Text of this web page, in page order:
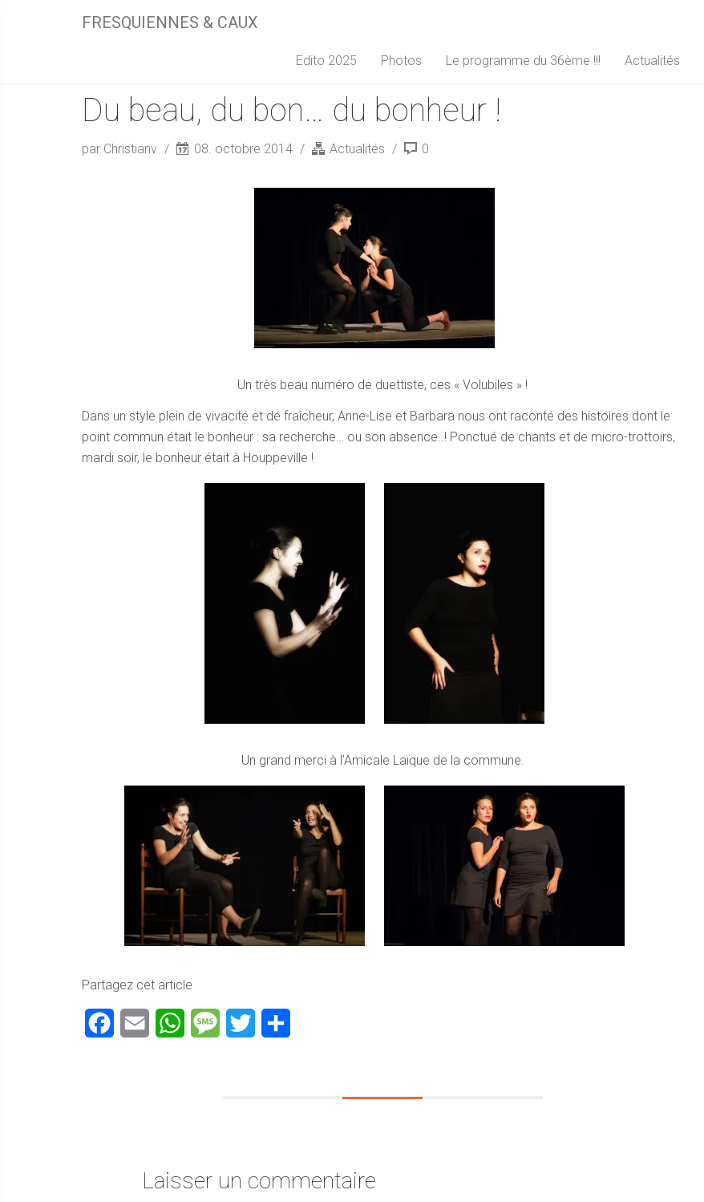
FRESQUIENNES & CAUX
Edito 2025 Photos Le programme du 36ème !!! Actualités
Du beau, du bon… du bonheur !
par Christianv 08. octobre 2014 Actualités 0
Un très beau numéro de duettiste, ces « Volubiles » !
Dans un style plein de vivacité et de fraîcheur, Anne-Lise et Barbara nous ont raconté des histoires dont le
point commun était le bonheur : sa recherche… ou son absence..! Ponctué de chants et de micro-trottoirs,
mardi soir, le bonheur était à Houppeville !
Un grand merci à l’Amicale Laïque de la commune.
Partagez cet article
Facebook
Email WhatsAppMessageTwitter
Laisser un commentaire